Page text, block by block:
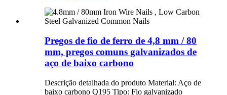
Pregos de fio de ferro de 4,8 mm / 80
mm, pregos comuns galvanizados de
aço de baixo carbono
Descrição detalhada do produto Material: Aço de
baixo carbono Q195 Tipo: Fio galvanizado